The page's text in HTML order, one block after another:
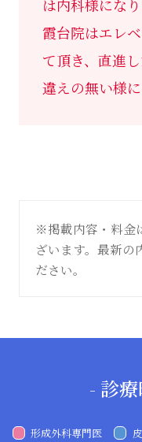
は内科様にな
霞台院はエレ
て頂き、直進
違えの無い様
※掲載内容・料金
ざいます。最新の
ださい。
- 診
形成外科専門医